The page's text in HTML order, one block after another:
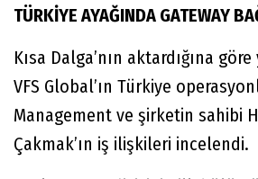
TÜRKİYE AYAĞINDA GATEWAY
Kısa Dalga’nın aktardığına
VFS Global’ın Türkiye
Management ve şirketin sahibi
Çakmak’ın iş ilişkileri incelendi.